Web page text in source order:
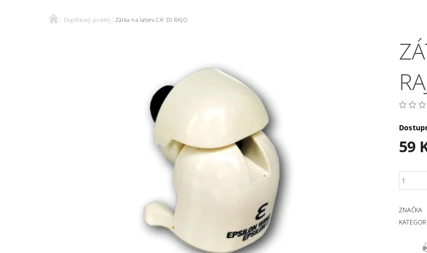
SKLENIČKY KALENDÁŘ AKCÍ
Doplňkový prodej Zátka na lahev CA' DI RAJO
59
ZNAČKA